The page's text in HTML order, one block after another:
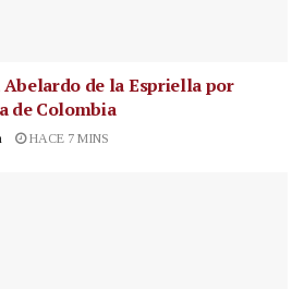
de la Espriella por
de Colombia
HACE 7 MINS